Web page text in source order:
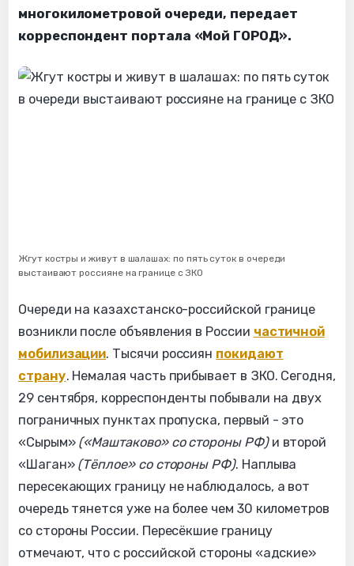
многокилометровой очереди, передает
корреспондент портала «‎‎Мой ГОРОД».
Жгут костры и живут в шалашах: по пять суток в очереди
выстаивают россияне на границе с ЗКО
Очереди на казахстанско-российской границе
возникли после объявления в России частичной
мобилизации. Тысячи россиян покидают
страну. Немалая часть прибывает в ЗКО. Сегодня,
29 сентября, корреспонденты побывали на двух
пограничных пунктах пропуска, первый - это
«‎‎Сырым» («Маштаково» со стороны РФ)и второй
«Шаган» (Тёплое» со стороны РФ). Наплыва
пересекающих границу не наблюдалось, а вот
очередь тянется уже на более чем 30 километров
со стороны России. Пересёкшие границу
отмечают, что с российской стороны «адские»